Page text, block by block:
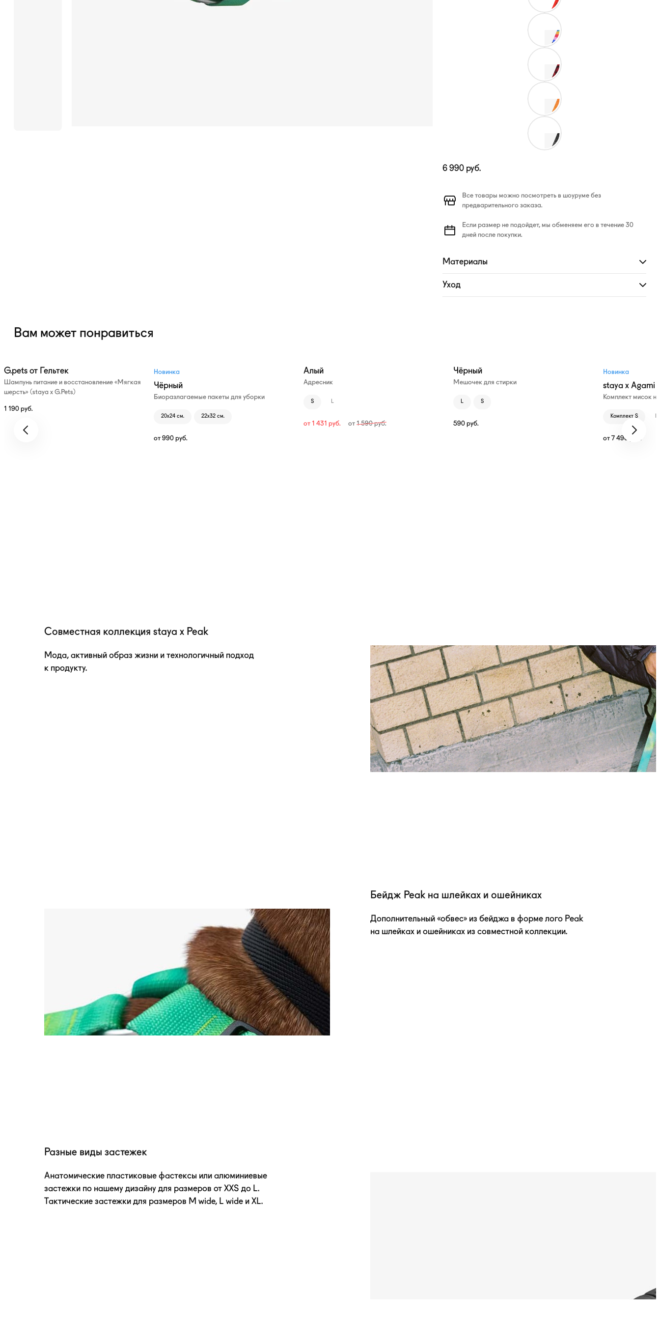
6 990 руб.
Все товары можно посмотреть в шоуруме без
предварительного заказа.
Если размер не подойдет, мы обменяем его в течение 30
дней после покупки.
Материалы
Развернуть
Уход
Развернуть
Вам может понравиться
G.pets от Гельтек
Шампунь питание и восстановление «Мягкая
шерсть» (staya х G.Pets)
1 190 руб.
Новинка
Чёрный
Биоразлагаемые пакеты для уборки
20х24 см. 22х32 см.
от 990 руб.
Алый
Адресник
S L
от 1 431 руб. от1 590руб.
Чёрный
Мешочек для стирки
L S
590 руб.
Новинка
staya x Agami
Комплект мисок
Комплект S
от 7 490 руб.
Совместная коллекция staya x Peak
Мода, активный образ жизни и технологичный подход
к продукту.
Бейдж Peak на шлейках и ошейниках
Дополнительный «обвес» из бейджа в форме лого Peak
на шлейках и ошейниках из совместной коллекции.
Разные виды застежек
Анатомические пластиковые фастексы или алюминиевые
застежки по нашему дизайну для размеров от XXS до L.
Тактические застежки для размеров M wide, L wide и XL.